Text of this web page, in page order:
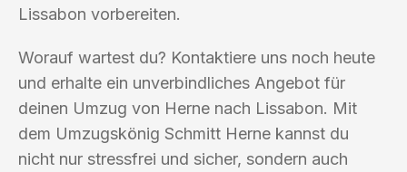
Lissabon vorbereiten.
Worauf wartest du? Kontaktiere uns noch heute
und erhalte ein unverbindliches Angebot für
deinen Umzug von Herne nach Lissabon. Mit
dem Umzugskönig Schmitt Herne kannst du
nicht nur stressfrei und sicher, sondern auch